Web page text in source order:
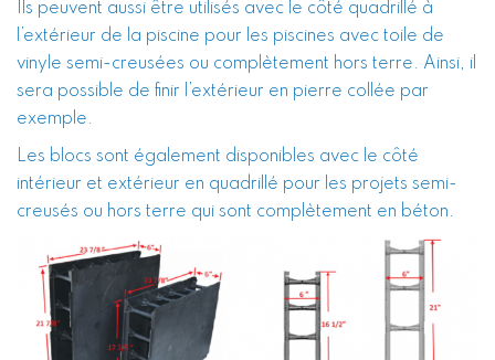
Ils peuvent aussi être utilisés avec le côté quadrillé à
l’extérieur de la piscine pour les piscines avec toile de
vinyle semi-creusées ou complètement hors terre. Ainsi, il
sera possible de finir l’extérieur en pierre collée par
exemple.
Les blocs sont également disponibles avec le côté
intérieur et extérieur en quadrillé pour les projets semi-
creusés ou hors terre qui sont complètement en béton.